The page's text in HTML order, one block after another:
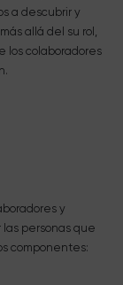
a descubrir y
allá del su rol,
los colaboradores
y
personas que
componentes: